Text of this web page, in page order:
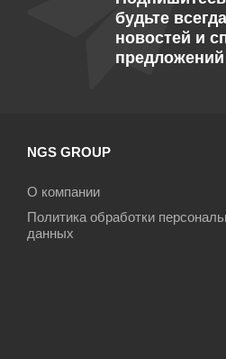
будьте
новостей и
NGS GROUP
О компании
Политика обработки
данных